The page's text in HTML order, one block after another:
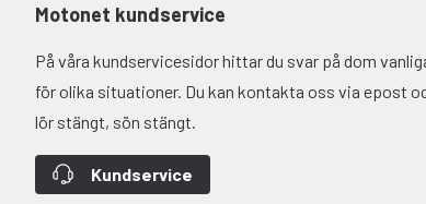
Motonet kundservice
På våra kundservicesidor hittar du svar på dom
för olika situationer. Du kan kontakta oss via epost
lör stängt, sön stängt.
Kundservice